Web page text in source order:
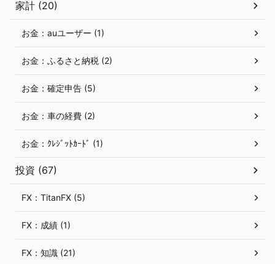
家計 (20)
お金：auユーザー (1)
お金：ふるさと納税 (2)
お金：確定申告 (5)
お金：車の経費 (2)
お金：ｸﾚｼﾞｯﾄｶｰﾄﾞ (1)
投資 (67)
FX：TitanFX (5)
FX：成績 (1)
FX：知識 (21)